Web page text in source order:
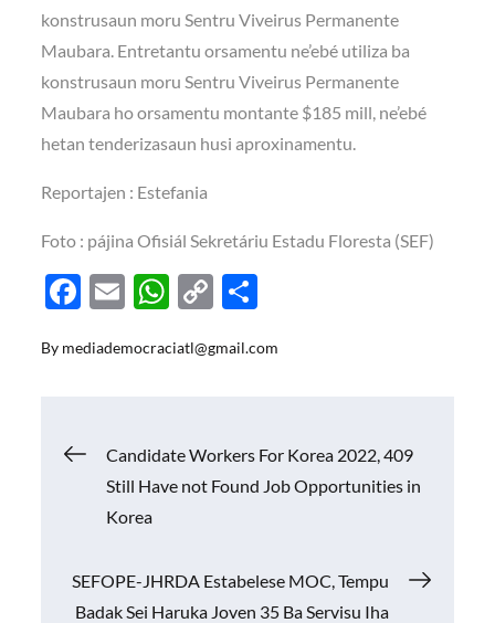
konstrusaun moru Sentru Viveirus Permanente
Maubara. Entretantu orsamentu ne’ebé utiliza ba
konstrusaun moru Sentru Viveirus Permanente
Maubara ho orsamentu montante $185 mill, ne’ebé
hetan tenderizasaun husi aproxinamentu.
Reportajen : Estefania
Foto : pájina Ofisiál Sekretáriu Estadu Floresta (SEF)
F
e
o
E
ail
W
at
p
p
C
p
n
k
ar
By mediademocraciatl@gmail.com
Navigasi
pos
Candidate Workers For Korea 2022, 409
Still Have not Found Job Opportunities in
Korea
SEFOPE-JHRDA Estabelese MOC, Tempu
Badak Sei Haruka Joven 35 Ba Servisu Iha